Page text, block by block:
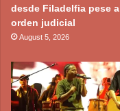
desde Filadelfia pese a
orden judicial
August 5, 2026